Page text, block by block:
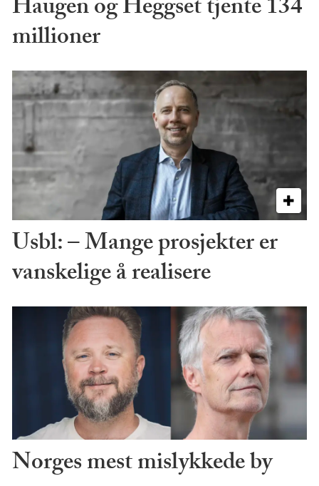
Haugen og Heggset tjente 134
millioner
Usbl: – Mange prosjekter er
vanskelige å realisere
Norges mest mislykkede by